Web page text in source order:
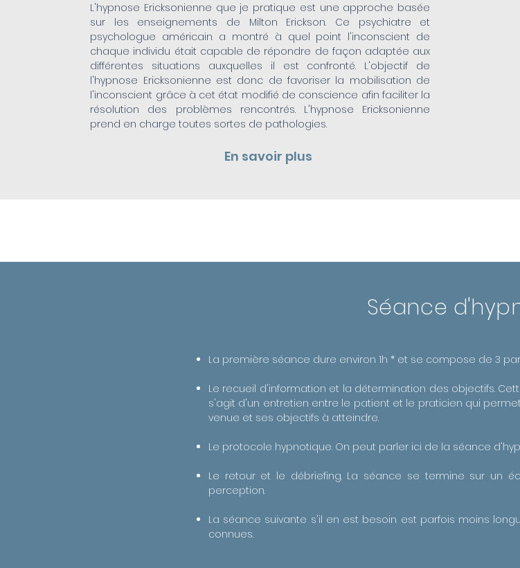
L'hypnose Ericksonienne que je pratique est une approche basée
sur les enseignements de Milton Erickson. Ce psychiatre et
psychologue américain a montré à quel point l'inconscient de
chaque individu était capable de répondre de façon adaptée aux
différentes situations auxquelles il est confronté. L'objectif de
l'hypnose Ericksonienne est donc de favoriser la mobilisation de
l'inconscient grâce à cet état modifié de conscience afin faciliter la
résolution des problèmes rencontrés. L'hypnose Ericksonienne
prend en charge toutes sortes de pathologies.
En savoir plus
Séance
La première séance dure environ 1h * et se compose de 3
Le recueil d'information et la détermination des objectifs.
s'agit d'un entretien entre le patient et le praticien qui
venue et ses objectifs à atteindre.
Le protocole hypnotique. On peut parler ici de la séance
Le retour et le débriefing. La séance se termine sur un
perception.
La séance suivante s'il en est besoin est parfois moins
connues.